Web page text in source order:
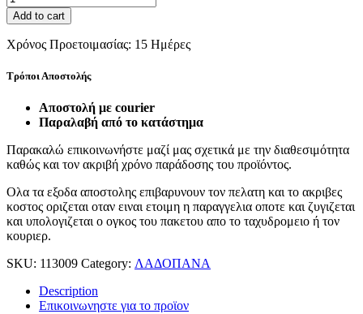
Add to cart
Χρόνος Προετοιμασίας: 15 Ημέρες
Τρόποι Αποστολής
Αποστολή με courier
Παραλαβή από το κατάστημα
Παρακαλώ επικοινωνήστε μαζί μας σχετικά με την διαθεσιμότητα
καθώς και τον ακριβή χρόνο παράδοσης του προϊόντος.
Ολα τα εξοδα αποστολης επιβαρυνουν τον πελατη και το ακριβες
κοστος οριζεται οταν ειναι ετοιμη η παραγγελια οποτε και ζυγιζεται
και υπολογιζεται ο ογκος του πακετου απο το ταχυδρομειο ή τον
κουριερ.
SKU: 113009 Category: ΛΑΔΟΠΑΝΑ
Description
Επικοινωνηστε για το προϊoν